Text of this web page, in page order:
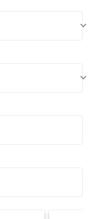
keyboard_arrow_down
keyboard_arrow_down